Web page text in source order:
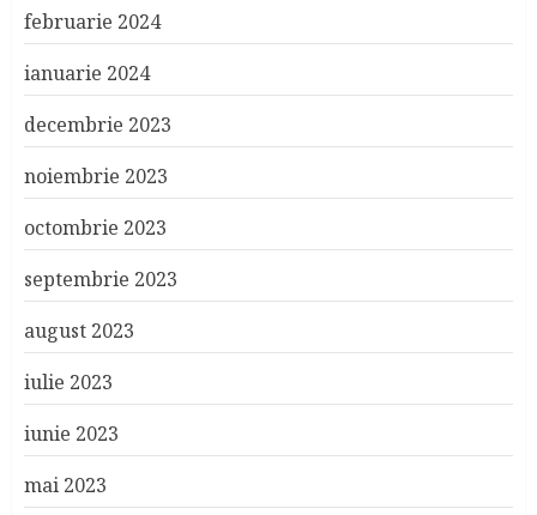
februarie 2024
ianuarie 2024
decembrie 2023
noiembrie 2023
octombrie 2023
septembrie 2023
august 2023
iulie 2023
iunie 2023
mai 2023